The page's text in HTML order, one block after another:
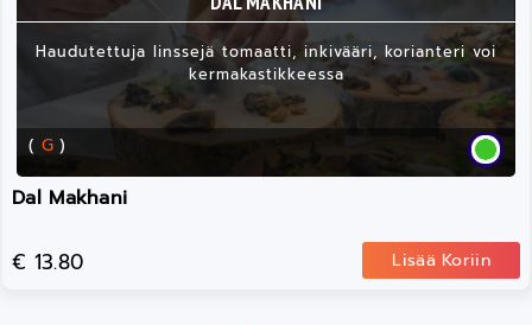
Haudutettuja linssejä tomaatti, inkivääri, korianteri voi
kermakastikkeessa
( G )
Dal Makhani
€ 13.80 Lisää Koriin